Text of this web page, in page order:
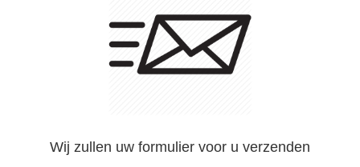
Wij zullen uw formulier voor u verzenden